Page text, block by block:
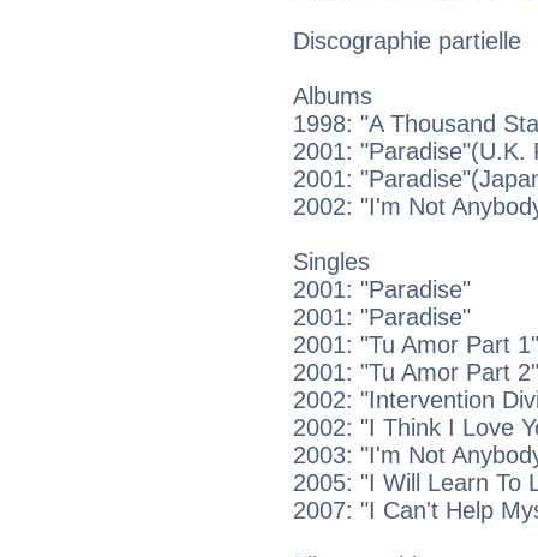
Discographie partielle
Albums
1998: "A Thousand
2001: "Paradise"(U.K.
2001:
2002: "I'm Not
Singles
2001: "Paradise"
2001: "Paradise"
2001: "Tu Amor Part 1"
2001: "Tu Amor Part 2"
2002: "Intervention
2002: "I Think I Love
2003: "I'm Not
2005: "I Will Learn To
2007: "I Can't Help